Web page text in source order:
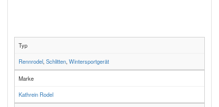
Typ
Rennrodel,Schlitten,Wintersportgerät
Marke
Kathrein Rodel